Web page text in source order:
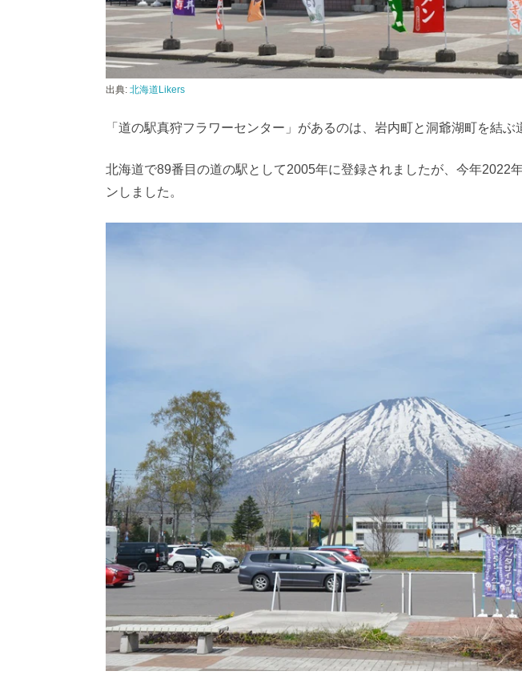
出典: 北海道Likers
「道の駅真狩フラワーセンター」があるのは、岩内町と洞爺湖町を結ぶ
北海道で89番目の道の駅として2005年に登録されましたが、今年2022
ンしました。